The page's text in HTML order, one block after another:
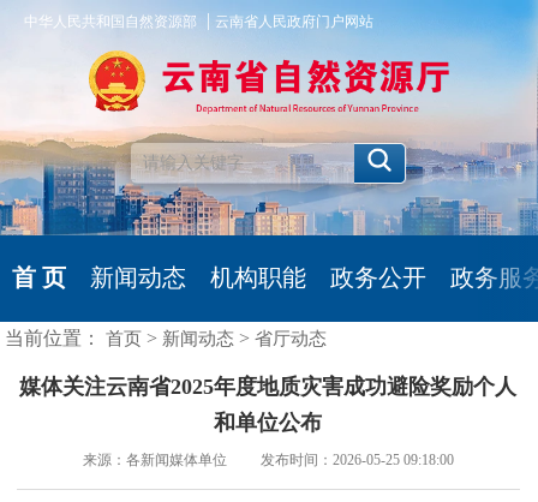
中华人民共和国自然资源部 |云南省人民政府门户网站
首 页 新闻动态 机构职能 政务公开 政务服
当前位置：首页 > 新闻动态 >省厅动态
媒体关注云南省2025年度地质灾害成功避险奖励个人
和单位公布
来源：各新闻媒体单位 发布时间：2026-05-25 09:18:00